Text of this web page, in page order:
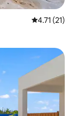
平均评分
4.71 (21)